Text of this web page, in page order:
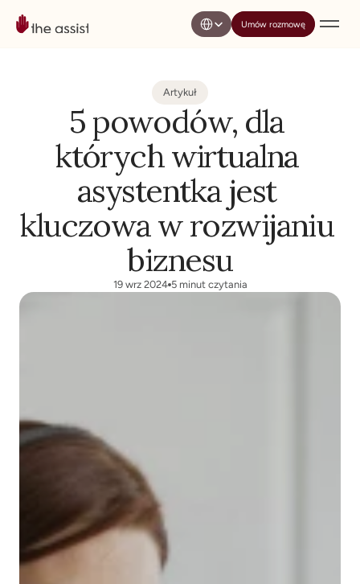
Umów rozmowę
Select Language
Artykuł
5 powodów, dla
których wirtualna
asystentka jest
kluczowa w rozwijaniu
biznesu
19 wrz 2024 5 minut czytania